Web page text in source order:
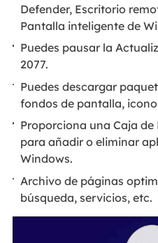
Defender, Escritorio
Pantalla inteligente de
Puedes pausar la
2077.
Puedes descargar
fondos de pantalla,
Proporciona una Caja
para añadir o eliminar
Windows.
Archivo de páginas
búsqueda, servicios, etc.